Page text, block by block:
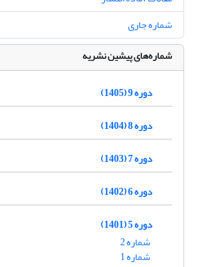
شماره جاری
شماره‌های پیشین نشریه
دوره 9 (1405)
دوره 8 (1404)
دوره 7 (1403)
دوره 6 (1402)
دوره 5 (1401)
شماره 2
شماره 1